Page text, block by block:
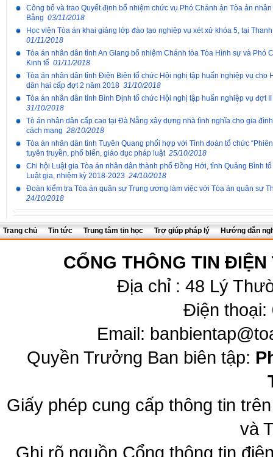
Công bố và trao Quyết định bổ nhiệm chức vụ Phó Chánh án Tòa án
Bằng 03/11/2018
Học viện Tòa án khai giảng lớp đào tạo nghiệp vụ xét xử khóa 5, tại
01/11/2018
Tòa án nhân dân tỉnh An Giang bổ nhiệm Chánh tòa Tòa Hình sự và Phó
Kinh tế 01/11/2018
Tòa án nhân dân tỉnh Điện Biên tổ chức Hội nghị tập huấn nghiệp vụ cho
dân hai cấp đợt 2 năm 2018 31/10/2018
Tòa án nhân dân tỉnh Bình Định tổ chức Hội nghị tập huấn nghiệp vụ đợt
31/10/2018
Tò án nhân dân cấp cao tại Đà Nẵng xây dựng nhà tình nghĩa cho gia
cách mạng 28/10/2018
Tòa án nhân dân tỉnh Tuyên Quang phối hợp với Tỉnh đoàn tổ chức
tuyên truyền, phổ biến, giáo dục pháp luật 25/10/2018
Chi hội Luật gia Tòa án nhân dân thành phố Đồng Hới, tỉnh Quảng Bình
Luật gia, nhiệm kỳ 2018-2023 24/10/2018
Đoàn kiểm tra Tòa án quân sự Trung ương làm việc với Tòa án quân sự
24/10/2018
Trang chủ Tin tức Trung tâm tin học Trợ giúp pháp lý Hướng dẫn
CỔNG THÔNG TIN
Địa chỉ : 48 Lý
Điện thoại:
Email:
Quyền Trưởng Ban biên tập:
Giấy phép cung cấp thông tin
và
Ghi rõ nguồn Cổng thông tin